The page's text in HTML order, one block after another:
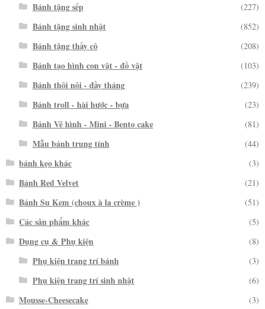
Bánh tặng sếp (227)
Bánh tặng sinh nhật (852)
Bánh tặng thầy cô (208)
Bánh tạo hình con vật - đồ vật (103)
Bánh thôi nôi - đầy tháng (239)
Bánh troll - hài hước - bựa (23)
Bánh Vẽ hình - Mini - Bento cake (81)
Mẫu bánh trung tính (44)
bánh kẹo khác (3)
Bánh Red Velvet (21)
Bánh Su Kem (choux à la crème ) (51)
Các sản phẩm khác (5)
Dụng cụ & Phụ kiện (8)
Phụ kiện trang trí bánh (3)
Phụ kiện trang trí sinh nhật (6)
Mousse-Cheesecake (3)